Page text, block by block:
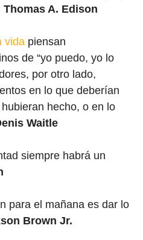
Thomas A. Edison
vida piensan
de “yo puedo, yo lo
por otro lado,
en lo que deberían
hecho, o en lo
Waitle
siempre habrá un
para el mañana es dar lo
Brown Jr.